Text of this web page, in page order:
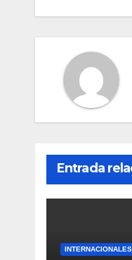
Entrada
INTERNACIONALES